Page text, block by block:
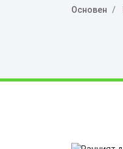
Основен